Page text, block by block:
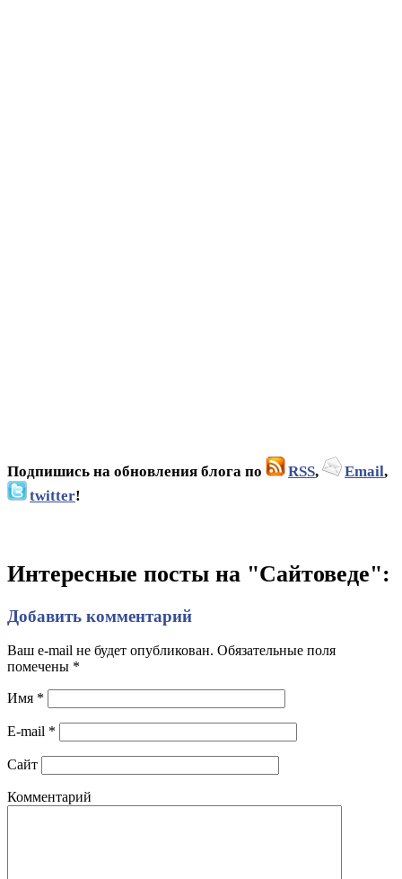
Подпишись на обновления блога по RSS, Email,
twitter!
Интересные посты на "Сайтоведе":
Добавить комментарий
Ваш e-mail не будет опубликован. Обязательные поля
помечены *
Имя *
E-mail *
Сайт
Комментарий